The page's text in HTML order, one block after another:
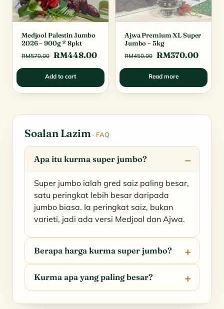
Medjool Palestin Jumbo
2026 – 900g * 8pkt
RM570.00 Original
price
was:
RM570.00.
RM448.00Current
price
is:
RM448.00.
Add to cart
Ajwa Premium XL Super
Jumbo – 5kg
RM450.00 Original
price
was:
RM450.00.
RM370.00
price
Read more
Soalan Lazim· FAQ
Apa itu kurma super jumbo?
Super jumbo ialah gred saiz paling besar,
satu peringkat lebih besar daripada
jumbo biasa. Ia peringkat saiz, bukan
varieti, jadi ada versi Medjool dan Ajwa.
Berapa harga kurma super jumbo?
Kurma apa yang paling besar?